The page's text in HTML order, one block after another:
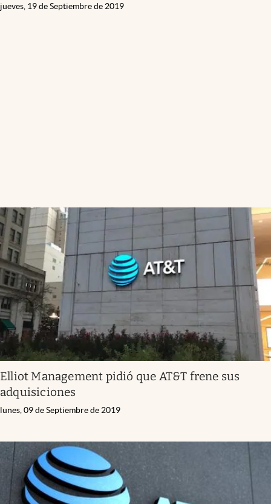
jueves, 19 de Septiembre de 2019
Elliot Management pidió que AT&T frene sus
adquisiciones
lunes, 09 de Septiembre de 2019